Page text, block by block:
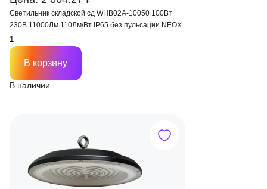
Светильник складской сд WHB02A-10050 100Вт
230В 11000Лм 110Лм/Вт IP65 без пульсации NEOX
В наличии
В корзину